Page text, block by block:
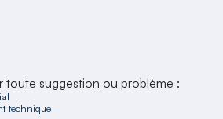
suggestion ou problème :
technique